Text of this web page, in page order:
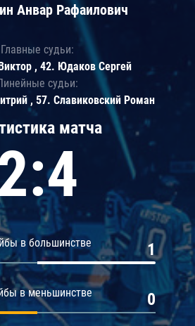
матча
в большинстве 1
в меньшинстве 0
Анвар Рафаилович
Главные судьи:
, 42. Юдаков Сергей
судьи:
, 57. Славиковский Роман